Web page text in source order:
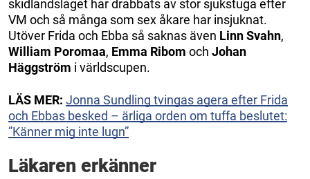
skidlandslaget har drabbats av stor sjukstuga efter
VM och så många som sex åkare har insjuknat.
Utöver Frida och Ebba så saknas även Linn Svahn,
William Poromaa, Emma Ribom och Johan
Häggström i världscupen.
LÄS MER: Jonna Sundling tvingas agera efter Frida
och Ebbas besked – ärliga orden om tuffa beslutet:
”Känner mig inte lugn”
Läkaren erkänner